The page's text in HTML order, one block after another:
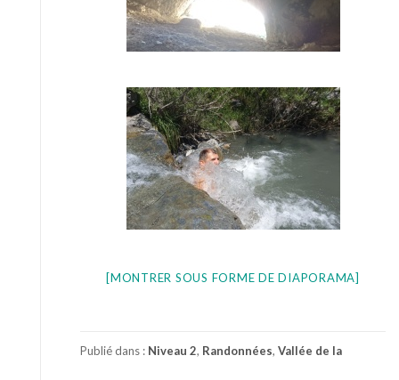
[MONTRER SOUS FORME DE DIAPORAMA]
Publié dans : Niveau 2, Randonnées, Vallée de la